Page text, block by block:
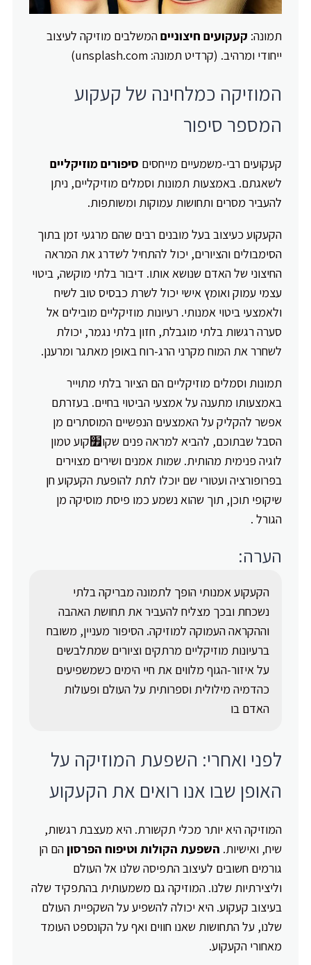
תמונה: קעקועים חיצונייםהמשלבים מוזיקה לעיצוב
ייחודי ומרהיב. (קרדיט תמונה: unsplash.com)
המוזיקה כמלחינה של קעקוע
המספר סיפור
קעקועים רבי-משמעיים מייחסים סיפורים מוזיקליים
לשאגתם. באמצעות תמונות וסמלים מוזיקליים, ניתן
להעביר מסרים ותחושות עמוקות ומשותפות.
הקעקוע כעיצוב בעל מובנים רבים שהם מרגעי זמן בתוך
הסימבולים והציורים, יכול להתחיל לשדרג את המראה
החיצוני של האדם שנושא אותו. דיבור בלתי מוקשה, ביטוי
עצמי עמוק ואומץ אישי יכול לשרת כבסיס טוב לשיח
ולאמצעי ביטוי אמנותי. רעיונות מוזיקליים מובילים אל
סערה רגשות בלתי מוגבלת, חזון בלתי נגמר, יכולת
לשחרר את המוח מקרני הרג-רוח באופן מאתגר ומרענן.
תמונות וסמלים מוזיקליים הם הציור בלתי מתוייר
באמצעותו מתענה על אמצעי הביטוי בחיים. בעזרתם
אפשר להקליק על האמצעים הנפשיים המוסתרים מן
הסבל שבתוכם, להביא למראה פנים שקו׿קוע טמון
לוגיה פנימית מהותית. שמות אמנים ושירים מצוירים
בפרופורציה ועטורי שם יוכלו לתת להופעת הקעקוע חן
שיקופי תוכן, תוך שהוא נשמע כמו פיסת מוסיקה מן
הגורל .
הערה:
הקעקוע אמנותי הופך לתמונה מבריקה בלתי
נשכחת ובכך מצליח להעביר את תחושת האהבה
וההקראה העמוקה למוזיקה. הסיפור מעניין, משובח
ברעיונות מוזיקליים מרתקים וציורים שמתלבשים
על איזור-הגוף מלווים את חיי הימים כשמשפיעים
כהדמיה מילולית וספרותית על העולם ופעולות
האדם בו
לפני ואחרי: השפעת המוזיקה על
האופן שבו אנו רואים את הקעקוע
המוזיקה היא יותר מכלי תקשורת. היא מעצבת רגשות,
שיח, ואישיות. השפעת הקולות וטיפוח הפרסוןהם הן
גורמים חשובים לעיצוב התפיסה שלנו אל העולם
וליצירתיות שלנו. המוזיקה גם משמעותית בהתפקיד שלה
בעיצוב קעקוע. היא יכולה להשפיע על השקפיית העולם
שלנו, על התחושות שאנו חווים ואף על הקונספט העומד
מאחורי הקעקוע.